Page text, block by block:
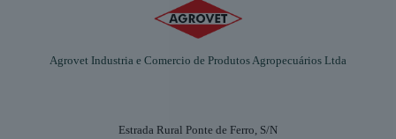
Agrovet Industria e Comercio de Produtos Agropecuários Ltda
Estrada Rural Ponte de Ferro, S/N